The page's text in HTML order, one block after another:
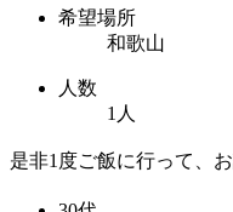
希望場所
和歌山
人数
1人
是非1度ご飯に行って、